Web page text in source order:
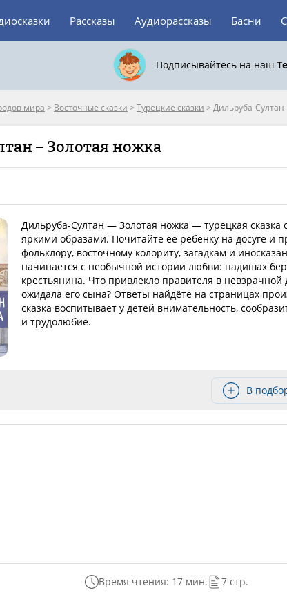
Рассказы Аудиорассказы Басни
Подписывайтесь на наш
мира > Восточные сказки > Турецкие сказки > Дильруба-Султан
– Золотая ножка
Дильруба-Султан — Золотая ножка — турецкая
яркими образами. Почитайте её ребёнку на досуге и
фольклору, восточному колориту, загадкам и
начинается с необычной истории любви: падишах
крестьянина. Что привлекло правителя в невзрачной
ожидала его сына? Ответы найдёте на страницах
сказка воспитывает у детей внимательность,
и трудолюбие.
В
Время чтения: 17 мин.
7 стр.